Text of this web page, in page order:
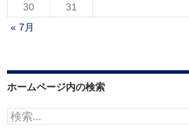
30
31
« 7月
ホームページ内の検索
検
索: